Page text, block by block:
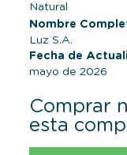
Natural
Nombre
Luz S.A.
Fecha de
mayo de 2026
Comprar
esta